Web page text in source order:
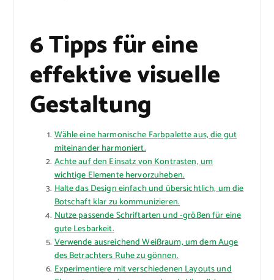
6 Tipps für eine
effektive visuelle
Gestaltung
Wähle eine harmonische Farbpalette aus, die gut
miteinander harmoniert.
Achte auf den Einsatz von Kontrasten, um
wichtige Elemente hervorzuheben.
Halte das Design einfach und übersichtlich, um die
Botschaft klar zu kommunizieren.
Nutze passende Schriftarten und -größen für eine
gute Lesbarkeit.
Verwende ausreichend Weißraum, um dem Auge
des Betrachters Ruhe zu gönnen.
Experimentiere mit verschiedenen Layouts und